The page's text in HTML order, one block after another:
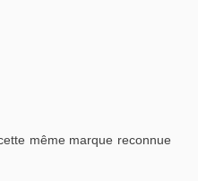
même marque reconnue